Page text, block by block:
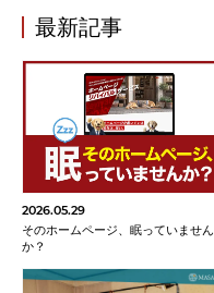
最新記事
2026.05.29
そのホームページ、眠っていません
か？